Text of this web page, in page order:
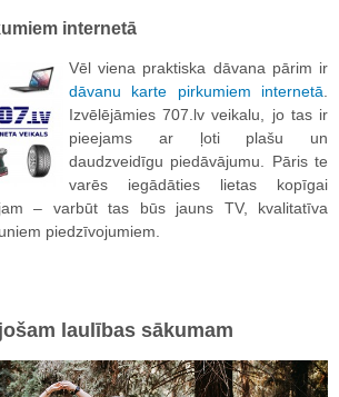
internetā
Vēl viena praktiska dāvana pārim ir
dāvanu karte pirkumiem internetā
Izvēlējāmies 707.lv veikalu, jo tas ir
pieejams ar ļoti plašu un
daudzveidīgu piedāvājumu. Pāris te
varēs iegādāties lietas kopīgai
– varbūt tas būs jauns TV, kvalitatīva
piedzīvojumiem.
laulības sākumam